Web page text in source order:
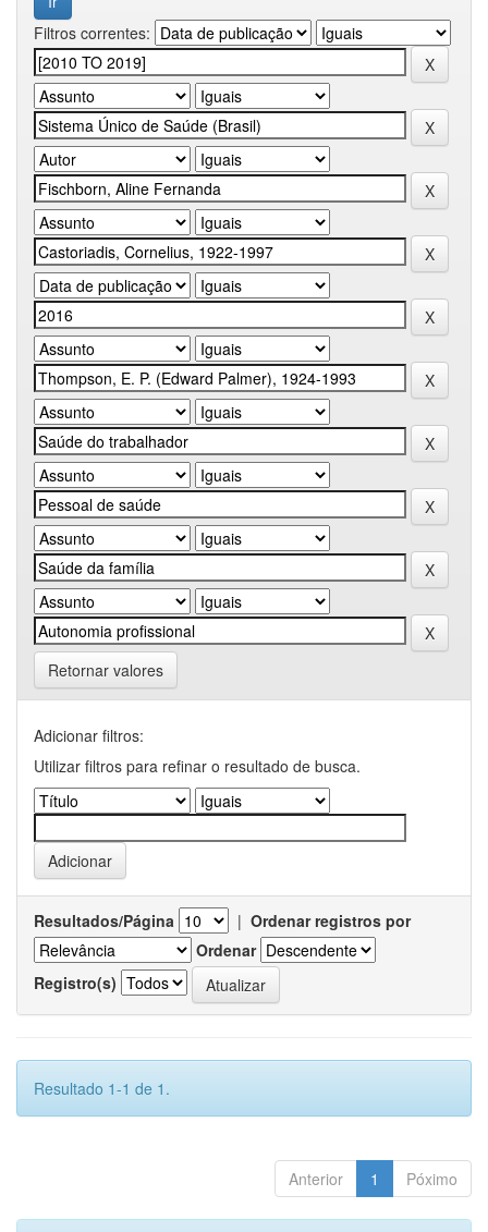
Filtros correntes:
Retornar valores
Adicionar filtros:
Utilizar filtros para refinar o resultado de busca.
Resultados/Página | Ordenar registros por
Ordenar
Registro(s)
Resultado 1-1 de 1.
Anterior 1 Póximo